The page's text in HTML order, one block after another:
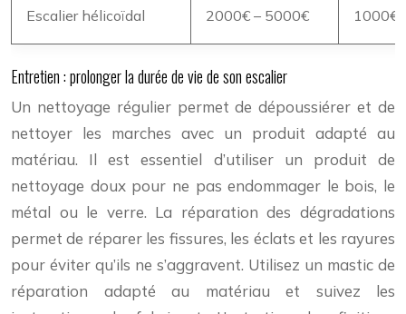
Escalier hélicoïdal 2000€ – 5000€ 1000€
Entretien : prolonger la durée de vie de son escalier
Un nettoyage régulier permet de dépoussiérer et de
nettoyer les marches avec un produit adapté au
matériau. Il est essentiel d’utiliser un produit de
nettoyage doux pour ne pas endommager le bois, le
métal ou le verre. La réparation des dégradations
permet de réparer les fissures, les éclats et les rayures
pour éviter qu’ils ne s’aggravent. Utilisez un mastic de
réparation adapté au matériau et suivez les